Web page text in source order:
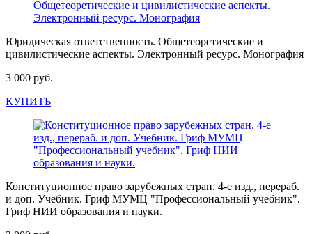
Юридическая ответственность. Общетеоретические и
цивилистические аспекты. Электронный ресурс. Монография
3 000 руб.
КУПИТЬ
Конституционное право зарубежных стран. 4-е изд., перераб.
и доп. Учебник. Гриф МУМЦ "Профессиональный учебник".
Гриф НИИ образования и науки.